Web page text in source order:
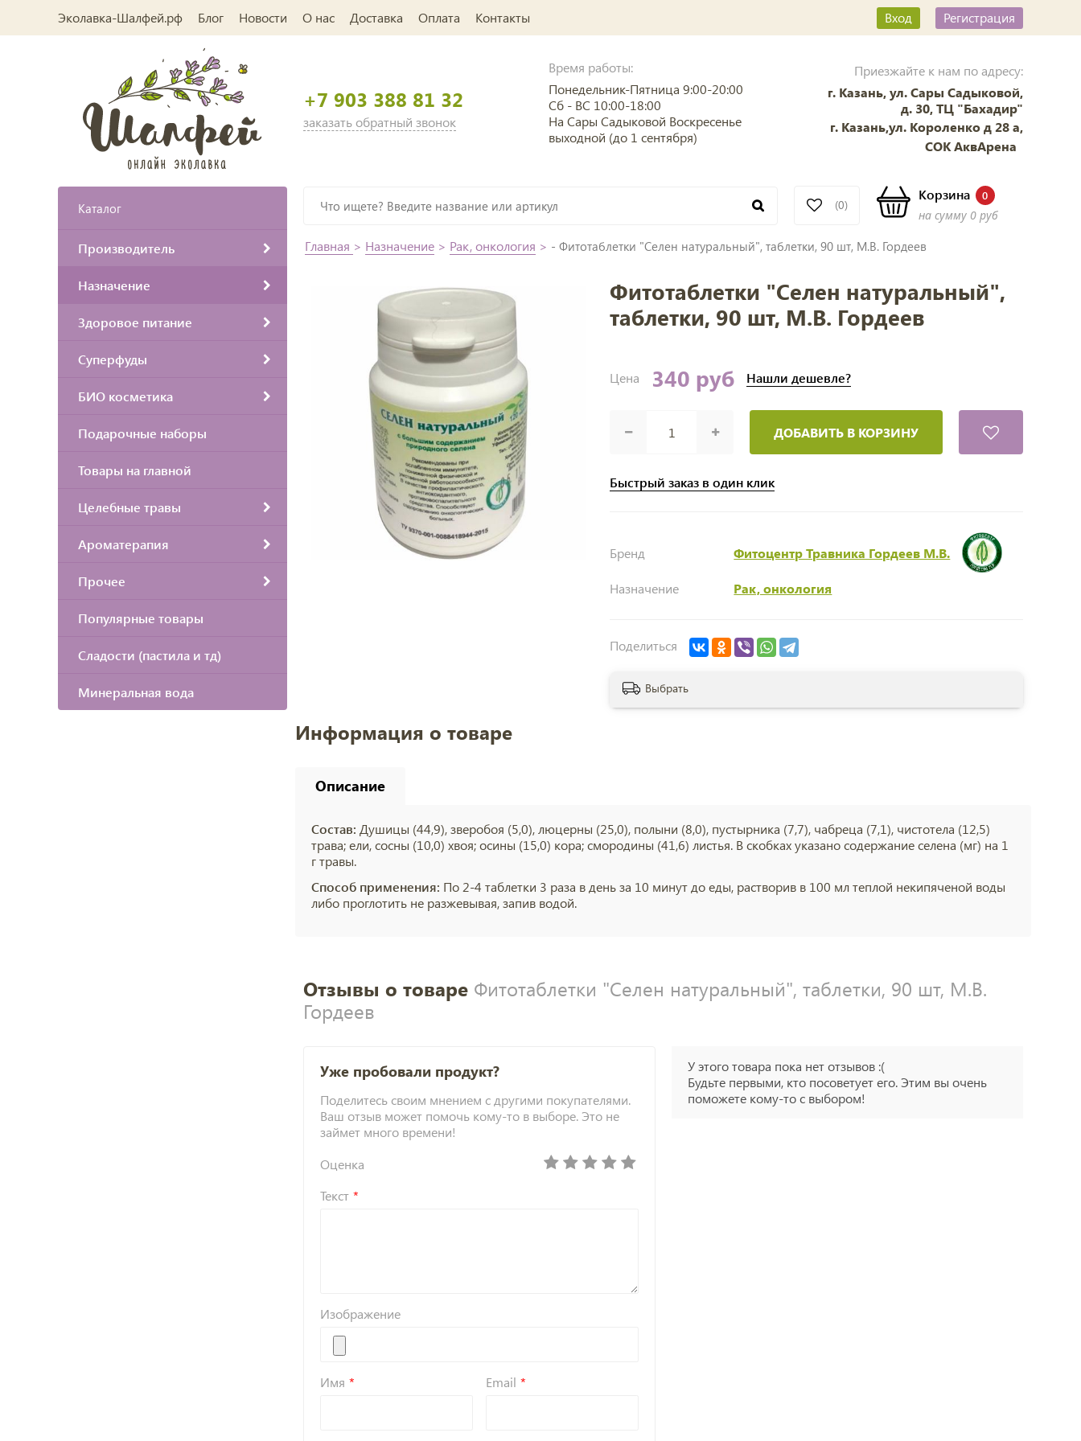
Эколавка-Шалфей.рф Блог Новости О нас Доставка Оплата Контакты Вход Регистрация
+7 903 388 81 32
заказать обратный звонок
Время работы:
Понедельник-Пятница 9:00-20:00
Сб - ВС 10:00-18:00
На Сары Садыковой Воскресенье
выходной (до 1 сентября)
Приезжайте к нам по адресу:
г. Казань, ул. Сары Садыковой,
д. 30, ТЦ "Бахадир"
г. Казань,ул. Короленко д 28 а,
СОК АквАрена
(0)
Корзина 0
на сумму 0 руб
Каталог
Производитель
Назначение
Здоровое питание
Суперфуды
БИО косметика
Подарочные наборы
Товары на главной
Целебные травы
Ароматерапия
Прочее
Популярные товары
Сладости (пастила и тд)
Минеральная вода
Главная > Назначение > Рак, онкология > - Фитотаблетки "Селен натуральный", таблетки, 90 шт, М.В. Гордеев
Фитотаблетки "Селен натуральный",
таблетки, 90 шт, М.В. Гордеев
Цена 340 руб Нашли дешевле?
ДОБАВИТЬ В КОРЗИНУ
Быстрый заказ в один клик
Бренд Фитоцентр Травника Гордеев М.В.
Назначение Рак, онкология
Поделиться
Выбрать
Информация о товаре
Описание
Состав: Душицы (44,9), зверобоя (5,0), люцерны (25,0), полыни (8,0), пустырника (7,7), чабреца (7,1), чистотела (12,5)
трава; ели, сосны (10,0) хвоя; осины (15,0) кора; смородины (41,6) листья. В скобках указано содержание селена (мг) на 1
г травы.
Способ применения: По 2-4 таблетки 3 раза в день за 10 минут до еды, растворив в 100 мл теплой некипяченой воды
либо проглотить не разжевывая, запив водой.
Отзывы о товаре Фитотаблетки "Селен натуральный", таблетки, 90 шт, М.В.
Гордеев
Уже пробовали продукт?
Поделитесь своим мнением с другими покупателями.
Ваш отзыв может помочь кому-то в выборе. Это не
займет много времени!
Оценка
Текст
Изображение
Имя Email
У этого товара пока нет отзывов :(
Будьте первыми, кто посоветует его. Этим вы очень
поможете кому-то с выбором!